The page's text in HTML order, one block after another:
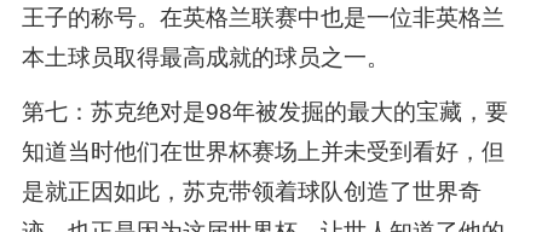
王子的称号。在英格兰联赛中也是一位非英格兰
本土球员取得最高成就的球员之一。
第七：苏克绝对是98年被发掘的最大的宝藏，要
知道当时他们在世界杯赛场上并未受到看好，但
是就正因如此，苏克带领着球队创造了世界奇